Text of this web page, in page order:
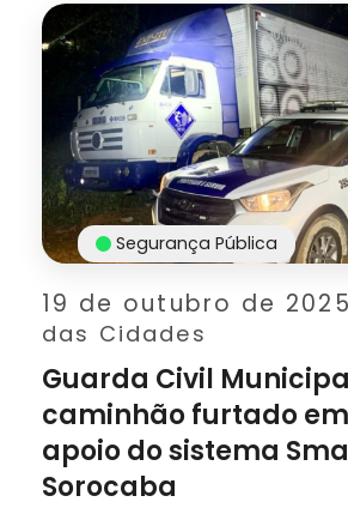
19 de outubro de 2025
das Cidades
Segurança Pública
Guarda Civil
caminhão furtado
apoio do sistema
Sorocaba